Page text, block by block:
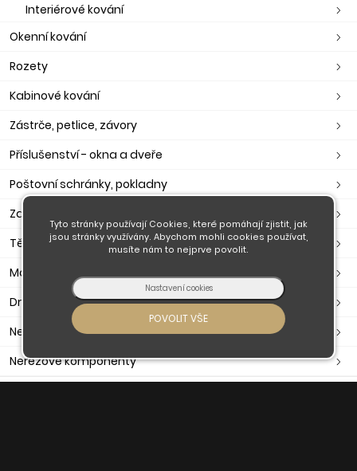
Interiérové kování
Okenní kování
Rozety
Kabinové kování
Zástrče, petlice, závory
Příslušenství - okna a dveře
Poštovní schránky, pokladny
Zavírače, ramínka, otevírače
Těsnění dveřní, okenní, samolepící
Madla
Držáky madla
Nerezové zábradlí
Nerezové komponenty
Tyto stránky používají Cookies, které pomáhají zjistit, jak
jsou stránky využívány. Abychom mohli cookies používat,
musíte nám to nejprve povolit.